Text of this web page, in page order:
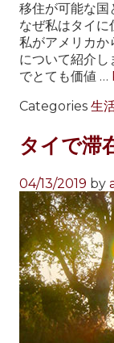
移住が可能な国
なぜ私はタイに
私がアメリカか
について紹介し
でとても価値 …
Categories 生
タイで滞
04/13/2019 by